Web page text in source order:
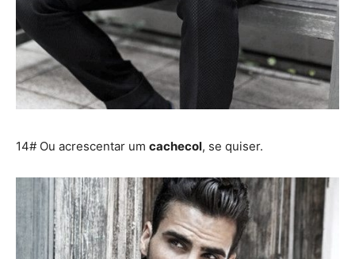
14# Ou acrescentar um cachecol, se quiser.